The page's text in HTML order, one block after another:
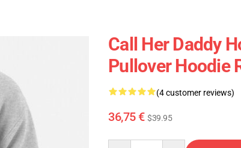
Call Her Daddy
Pullover Hoodie
(4 customer reviews)
36,75 € $39.95